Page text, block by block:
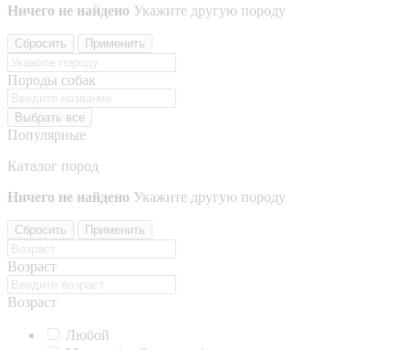
Ничего не найдено Укажите другую породу
Сбросить Применить
Породы собак
Выбрать все
Популярные
Каталог пород
Ничего не найдено Укажите другую породу
Сбросить Применить
Возраст
Возраст
Любой